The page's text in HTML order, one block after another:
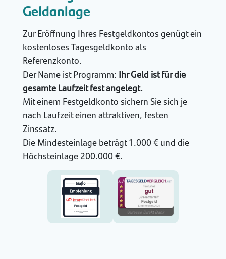
Geldanlage
Zur Eröffnung Ihres Festgeldkontos genügt ein
kostenloses Tagesgeldkonto als
Referenzkonto.
Der Name ist Programm: Ihr Geld ist für die
gesamte Laufzeit fest angelegt.
Mit einem Festgeldkonto sichern Sie sich je
nach Laufzeit einen attraktiven, festen
Zinssatz.
Die Mindesteinlage beträgt 1.000 € und die
Höchsteinlage 200.000 €.